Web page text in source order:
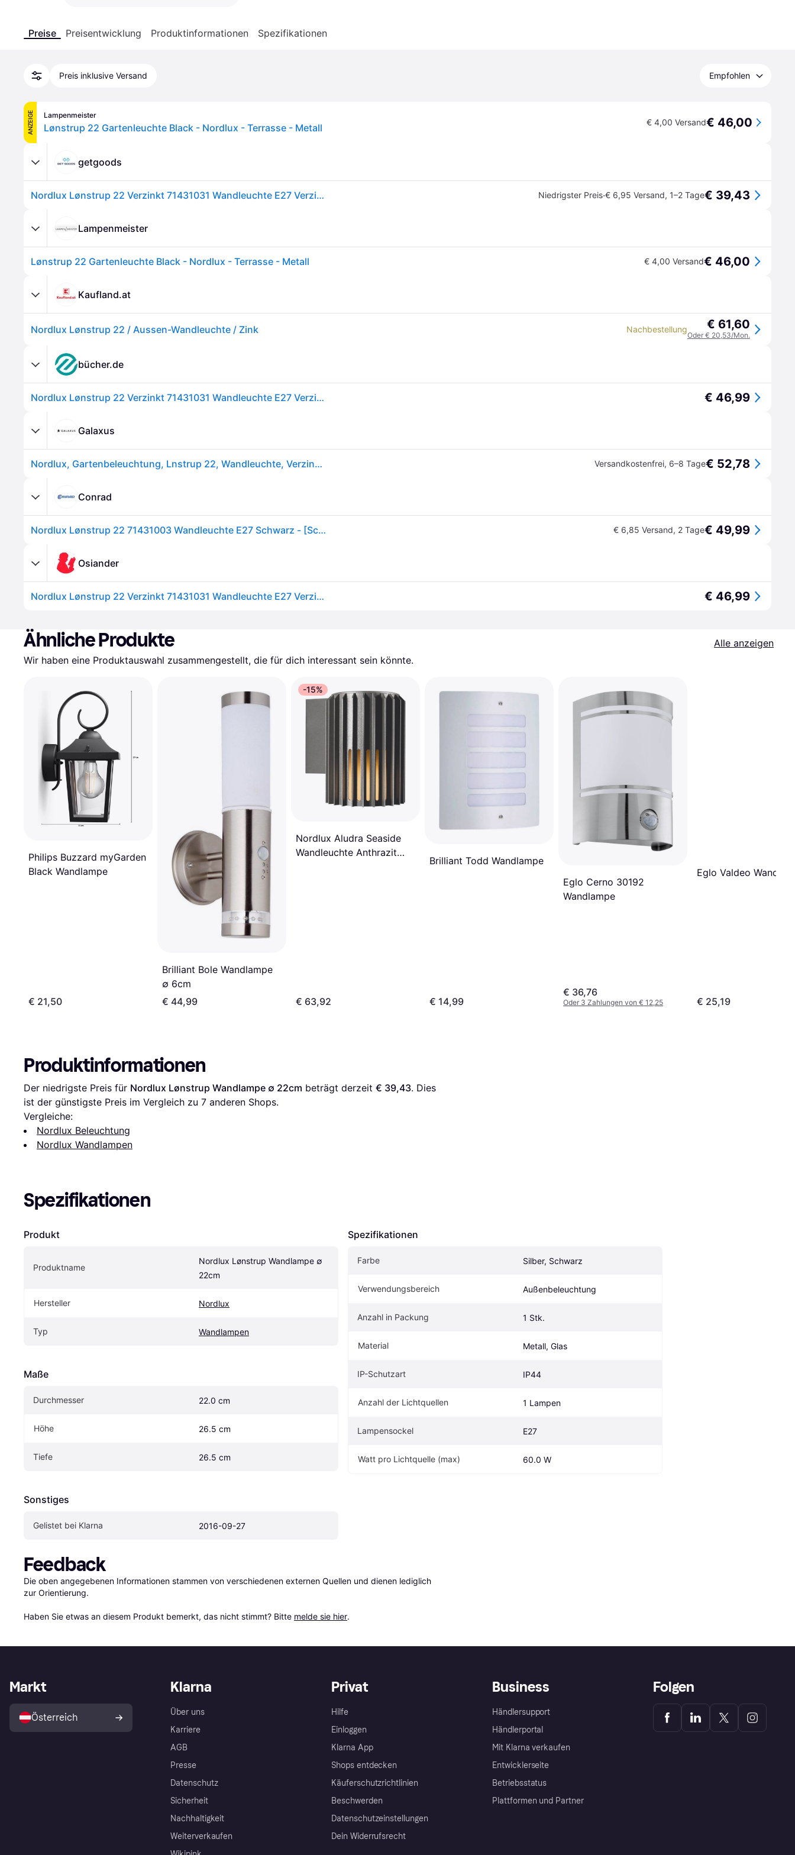
Preise Preisentwicklung Produktinformationen Spezifikationen
Preis inklusive Versand Empfohlen
ANZEIGE Lampenmeister
Lønstrup 22 Gartenleuchte Black - Nordlux - Terrasse - Metall € 4,00 Versand€ 46,00
getgoods
Nordlux Lønstrup 22 Verzinkt 71431031 Wandleuchte E27 Verzinkt Niedrigster Preis·€ 6,95 Versand, 1–2 Tage€ 39,43
Lampenmeister
Lønstrup 22 Gartenleuchte Black - Nordlux - Terrasse - Metall € 4,00 Versand€ 46,00
Kaufland.at
Nordlux Lønstrup 22 / Aussen-Wandleuchte / Zink Nachbestellung € 61,60
Oder € 20,53/Mon.
bücher.de
Nordlux Lønstrup 22 Verzinkt 71431031 Wandleuchte E27 Verzinkt - Edelstahl € 46,99
Galaxus
Nordlux, Gartenbeleuchtung, Lnstrup 22, Wandleuchte, Verzinkt (E27, IP44) Versandkostenfrei, 6–8 Tage€ 52,78
Conrad
Nordlux Lønstrup 22 71431003 Wandleuchte E27 Schwarz - [Schwarz] € 6,85 Versand, 2 Tage€ 49,99
Osiander
Nordlux Lønstrup 22 Verzinkt 71431031 Wandleuchte E27 Verzinkt - Edelstahl € 46,99
Ähnliche Produkte
Alle anzeigen
Wir haben eine Produktauswahl zusammengestellt, die für dich interessant sein könnte.
Philips Buzzard myGarden
Black Wandlampe
€ 21,50
Brilliant Bole Wandlampe
∅ 6cm
€ 44,99
-15%
Nordlux Aludra Seaside
Wandleuchte Anthrazit
€ 63,92
Brilliant Todd Wandlampe
€ 14,99
Eglo Cerno 30192
Wandlampe
€ 36,76
Oder 3 Zahlungen von € 12,25
Eglo Valdeo
€ 25,19
Produktinformationen
Der niedrigste Preis für Nordlux Lønstrup Wandlampe ∅ 22cm beträgt derzeit € 39,43. Dies
ist der günstigste Preis im Vergleich zu 7 anderen Shops.
Vergleiche:
Nordlux Beleuchtung
Nordlux Wandlampen
Spezifikationen
Produkt
Produktname
Nordlux Lønstrup Wandlampe ∅
22cm
Hersteller Nordlux
Typ Wandlampen
Maße
Durchmesser 22.0 cm
Höhe 26.5 cm
Tiefe 26.5 cm
Sonstiges
Gelistet bei Klarna 2016-09-27
Spezifikationen
Farbe Silber, Schwarz
Verwendungsbereich Außenbeleuchtung
Anzahl in Packung 1 Stk.
Material Metall, Glas
IP-Schutzart IP44
Anzahl der Lichtquellen 1 Lampen
Lampensockel E27
Watt pro Lichtquelle (max) 60.0 W
Feedback
Die oben angegebenen Informationen stammen von verschiedenen externen Quellen und dienen lediglich
zur Orientierung.
Haben Sie etwas an diesem Produkt bemerkt, das nicht stimmt? Bitte melde sie hier.
Klarna
Über uns
Karriere
AGB
Presse
Datenschutz
Sicherheit
Nachhaltigkeit
Weiterverkaufen
Privat
Hilfe
Einloggen
Klarna App
Shops entdecken
Käuferschutzrichtlinien
Beschwerden
Datenschutzeinstellungen
Dein Widerrufsrecht
Business
Händlersupport
Händlerportal
Mit Klarna verkaufen
Entwicklerseite
Betriebsstatus
Plattformen und Partner
Markt
Österreich
Folgen